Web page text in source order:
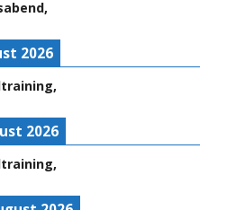
,
2026
,
2026
,